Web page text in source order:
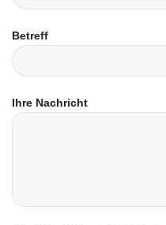
Betreff
Ihre Nachricht